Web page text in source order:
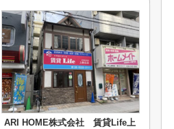
ARI HOME株式会社 賃貸Life上